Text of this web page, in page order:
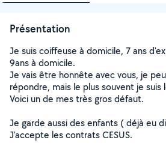
Présentation
Je suis coiffeuse à domicile, 7 ans
9ans à domicile.
Je vais être honnête avec vous, je
répondre, mais le plus souvent je suis
Voici un de mes très gros défaut.
Je garde aussi des enfants ( déjà eu
J'accepte les contrats CESUS.